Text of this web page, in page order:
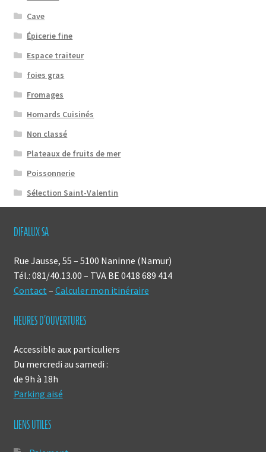
Cave
Épicerie fine
Espace traiteur
foies gras
Fromages
Homards Cuisinés
Non classé
Plateaux de fruits de mer
Poissonnerie
Sélection Saint-Valentin
DIFALUX SA
Rue Jausse, 55 – 5100 Naninne (Namur)
Tél.: 081/40.13.00 – TVA BE 0418 689 414
Contact – Calculer mon itinéraire
HEURES D’OUVERTURES
Accessible aux particuliers
Du mercredi au samedi :
de 9h à 18h
Parking aisé
LIENS UTILES